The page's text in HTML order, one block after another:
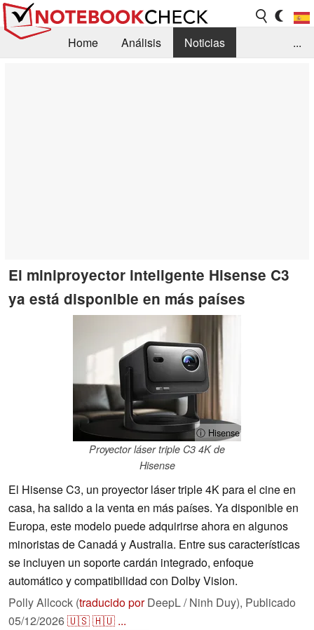
Home Análisis
Noticias
...
El miniproyector inteligente Hisense C3
ya está disponible en más países
ⓘ Hisense
Proyector láser triple C3 4K de
Hisense
El Hisense C3, un proyector láser triple 4K para el cine en
casa, ha salido a la venta en más países. Ya disponible en
Europa, este modelo puede adquirirse ahora en algunos
minoristas de Canadá y Australia. Entre sus características
se incluyen un soporte cardán integrado, enfoque
automático y compatibilidad con Dolby Vision.
Polly Allcock (traducido porDeepL / Ninh Duy), Publicado
05/12/2026🇺🇸🇭🇺 ...